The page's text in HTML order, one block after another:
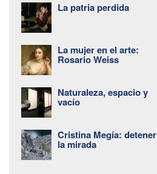
La patria perdida
La mujer en el arte:
Rosario Weiss
Naturaleza, espacio y
vacío
Cristina Megía: detener
la mirada